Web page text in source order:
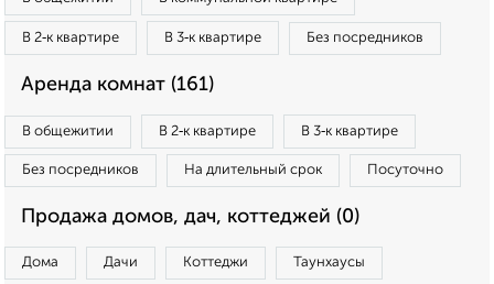
В 2‑к квартире В 3‑к квартире Без посредников
Аренда комнат (161)
В общежитии В 2‑к квартире В 3‑к квартире
Без посредников На длительный срок Посуточно
Продажа домов, дач, коттеджей (0)
Дома Дачи Коттеджи Таунхаусы